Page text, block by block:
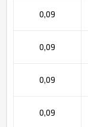
0,09
0,09
0,09
0,09